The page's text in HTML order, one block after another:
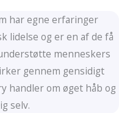
har egne erfaringer
lidelse og er en af de få
menneskers
gennem gensidigt
handler om øget håb og
selv.